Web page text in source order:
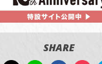
SHARE